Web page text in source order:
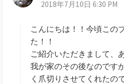
り
2018年7月10日 6:30 PM
こんにちは！！今頃この
た！！
ご紹介いただきまして、
我が家のその後なのです
く爪切りさせてくれたの